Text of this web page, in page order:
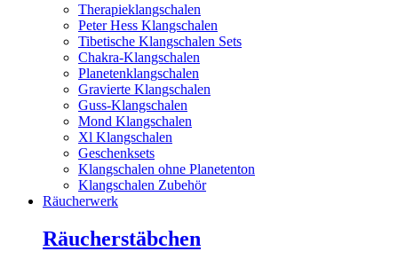
Therapieklangschalen
Peter Hess Klangschalen
Tibetische Klangschalen Sets
Chakra-Klangschalen
Planetenklangschalen
Gravierte Klangschalen
Guss-Klangschalen
Mond Klangschalen
Xl Klangschalen
Geschenksets
Klangschalen ohne Planetenton
Klangschalen Zubehör
Räucherwerk
Räucherstäbchen